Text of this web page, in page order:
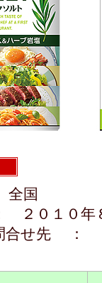
全国
２０１０年
合せ先 ：